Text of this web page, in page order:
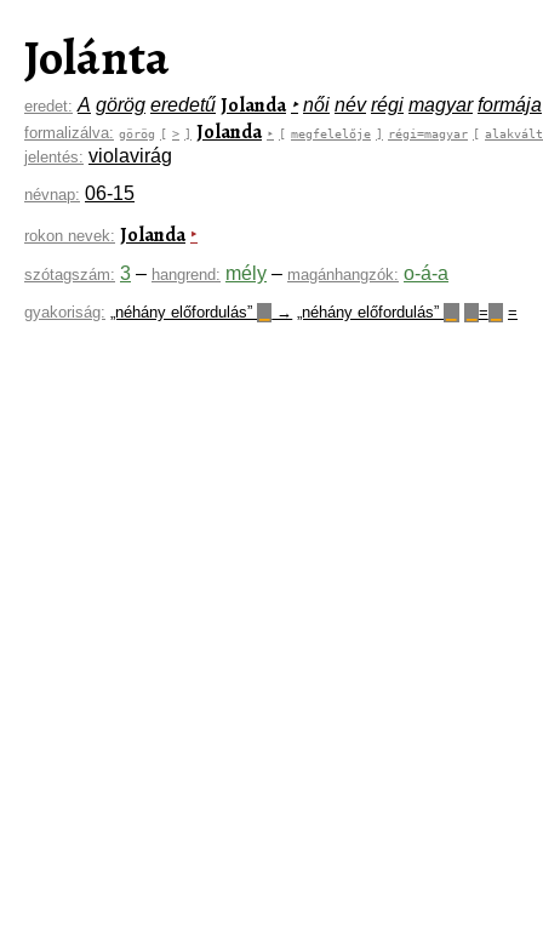
Jolánta
eredet: A görög eredetű Jolanda ‣ női név régi magyar formája
formalizálva: görög [ > ] Jolanda ‣ [ megfelelője ] régi=magyar [ alakvált
jelentés: violavirág
névnap: 06-15
rokon nevek: Jolanda ‣
szótagszám: 3 – hangrend: mély – magánhangzók: o-á-a
gyakoriság: „néhány előfordulás” → „néhány előfordulás” = =